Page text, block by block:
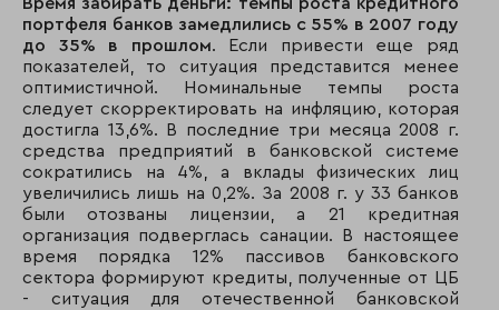
16 14 ВТБ Северо-
17 19 Банк Ак Барс
18 24 Банк Санкт-
19 29 БСЖВ
20 17 Урса банк
21 16 Банк Русский
портфеля банков замедлились с 55% в 2007 году
до 35% в прошлом. Если привести еще ряд
показателей, то ситуация представится менее
оптимистичной. Номинальные темпы роста
следует скорректировать на инфляцию, которая
достигла 13,6%. В последние три месяца 2008 г.
средства предприятий в банковской системе
сократились на 4%, а вклады физических лиц
увеличились лишь на 0,2%. За 2008 г. у 33 банков
были отозваны лицензии, а 21 кредитная
организация подверглась санации. В настоящее
время порядка 12% пассивов банковского
сектора формируют кредиты, полученные от ЦБ
- ситуация для отечественной банковской